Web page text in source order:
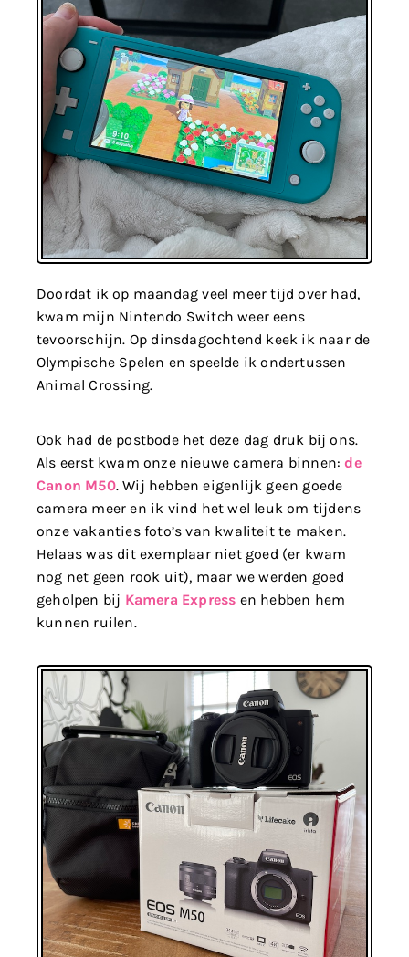
Doordat ik op maandag veel meer tijd over had,
kwam mijn Nintendo Switch weer eens
tevoorschijn. Op dinsdagochtend keek ik naar de
Olympische Spelen en speelde ik ondertussen
Animal Crossing.
Ook had de postbode het deze dag druk bij ons.
Als eerst kwam onze nieuwe camera binnen:de
Canon M50. Wij hebben eigenlijk geen goede
camera meer en ik vind het wel leuk om tijdens
onze vakanties foto’s van kwaliteit te maken.
Helaas was dit exemplaar niet goed (er kwam
nog net geen rook uit), maar we werden goed
geholpen bij Kamera Express en hebben hem
kunnen ruilen.